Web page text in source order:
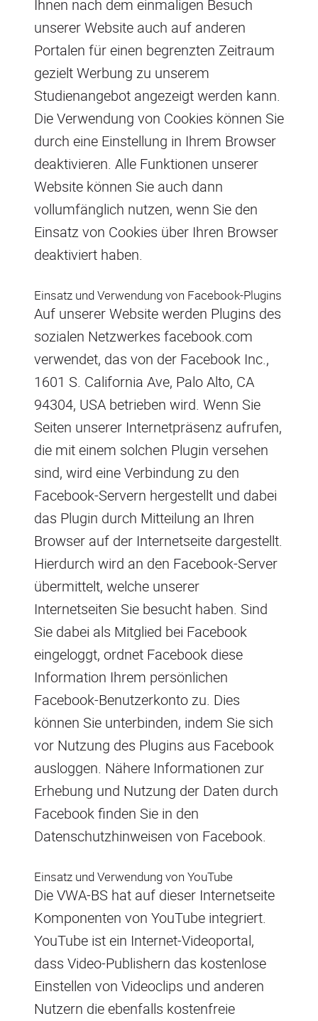
Ihnen nach dem einmaligen Besuch
unserer Website auch auf anderen
Portalen für einen begrenzten Zeitraum
gezielt Werbung zu unserem
Studienangebot angezeigt werden kann.
Die Verwendung von Cookies können Sie
durch eine Einstellung in Ihrem Browser
deaktivieren. Alle Funktionen unserer
Website können Sie auch dann
vollumfänglich nutzen, wenn Sie den
Einsatz von Cookies über Ihren Browser
deaktiviert haben.
Einsatz und Verwendung von Facebook-Plugins
Auf unserer Website werden Plugins des
sozialen Netzwerkes facebook.com
verwendet, das von der Facebook Inc.,
1601 S. California Ave, Palo Alto, CA
94304, USA betrieben wird. Wenn Sie
Seiten unserer Internetpräsenz aufrufen,
die mit einem solchen Plugin versehen
sind, wird eine Verbindung zu den
Facebook-Servern hergestellt und dabei
das Plugin durch Mitteilung an Ihren
Browser auf der Internetseite dargestellt.
Hierdurch wird an den Facebook-Server
übermittelt, welche unserer
Internetseiten Sie besucht haben. Sind
Sie dabei als Mitglied bei Facebook
eingeloggt, ordnet Facebook diese
Information Ihrem persönlichen
Facebook-Benutzerkonto zu. Dies
können Sie unterbinden, indem Sie sich
vor Nutzung des Plugins aus Facebook
ausloggen. Nähere Informationen zur
Erhebung und Nutzung der Daten durch
Facebook finden Sie in den
Datenschutzhinweisen von Facebook.
Einsatz und Verwendung von YouTube
Die VWA-BS hat auf dieser Internetseite
Komponenten von YouTube integriert.
YouTube ist ein Internet-Videoportal,
dass Video-Publishern das kostenlose
Einstellen von Videoclips und anderen
Nutzern die ebenfalls kostenfreie